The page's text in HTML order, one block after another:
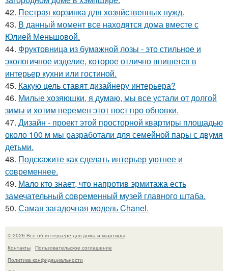
42. Пестрая корзинка для хозяйственных нужд.
43. В данный момент все находятся дома вместе с
Юлией Меньшовой.
44. Фруктовница из бумажной лозы - это стильное и
экологичное изделие, которое отлично впишется в
интерьер кухни или гостиной.
45. Какую цель ставят дизайнеру интерьера?
46. Милые хозяюшки, я думаю, мы все устали от долгой
зимы и хотим перемен этот пост про обновки.
47. Дизайн - проект этой просторной квартиры площадью
около 100 м мы разработали для семейной пары с двумя
детьми.
48. Подскажите как сделать интерьер уютнее и
современнее.
49. Мало кто знает, что напротив эрмитажа есть
замечательный современный музей главного штаба.
50. Самая загадочная модель Chanel.
© 2026 Всё об интерьере для дома и квартиры
Контакты
Пользовательское соглашение
Политика конфидециальности